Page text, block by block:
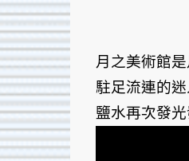
月之美術館
駐足流連的
鹽水再次發光